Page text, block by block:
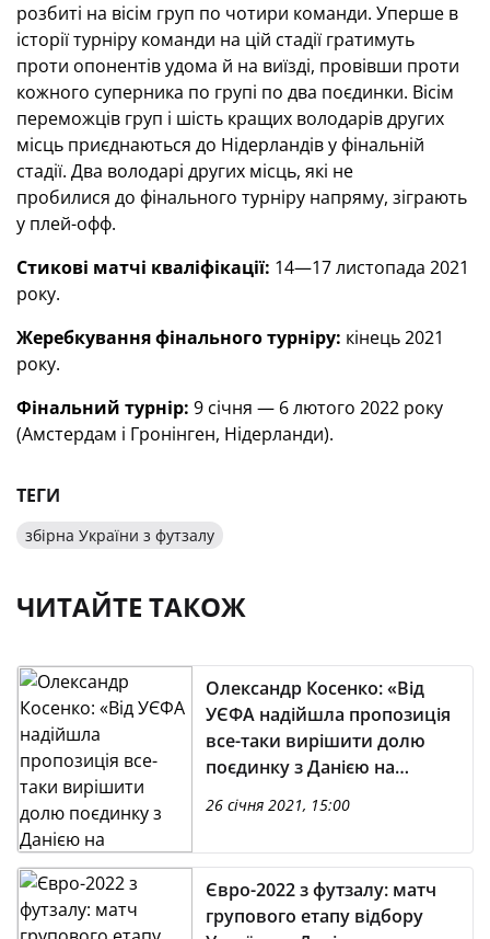
розбиті на вісім груп по чотири команди. Уперше в
історії турніру команди на цій стадії гратимуть
проти опонентів удома й на виїзді, провівши проти
кожного суперника по групі по два поєдинки. Вісім
переможців груп і шість кращих володарів других
місць приєднаються до Нідерландів у фінальній
стадії. Два володарі других місць, які не
пробилися до фінального турніру напряму, зіграють
у плей-офф.
Стикові матчі кваліфікації: 14—17 листопада 2021
року.
Жеребкування фінального турніру: кінець 2021
року.
Фінальний турнір: 9 cічня — 6 лютого 2022 року
(Амстердам і Гронінген, Нідерланди).
ТЕГИ
збірна України з футзалу
ЧИТАЙТЕ ТАКОЖ
Олександр Косенко: «Від
УЄФА надійшла пропозиція
все-таки вирішити долю
поєдинку з Данією на
майданчику»
26 січня 2021, 15:00
Євро-2022 з футзалу: матч
групового етапу відбору